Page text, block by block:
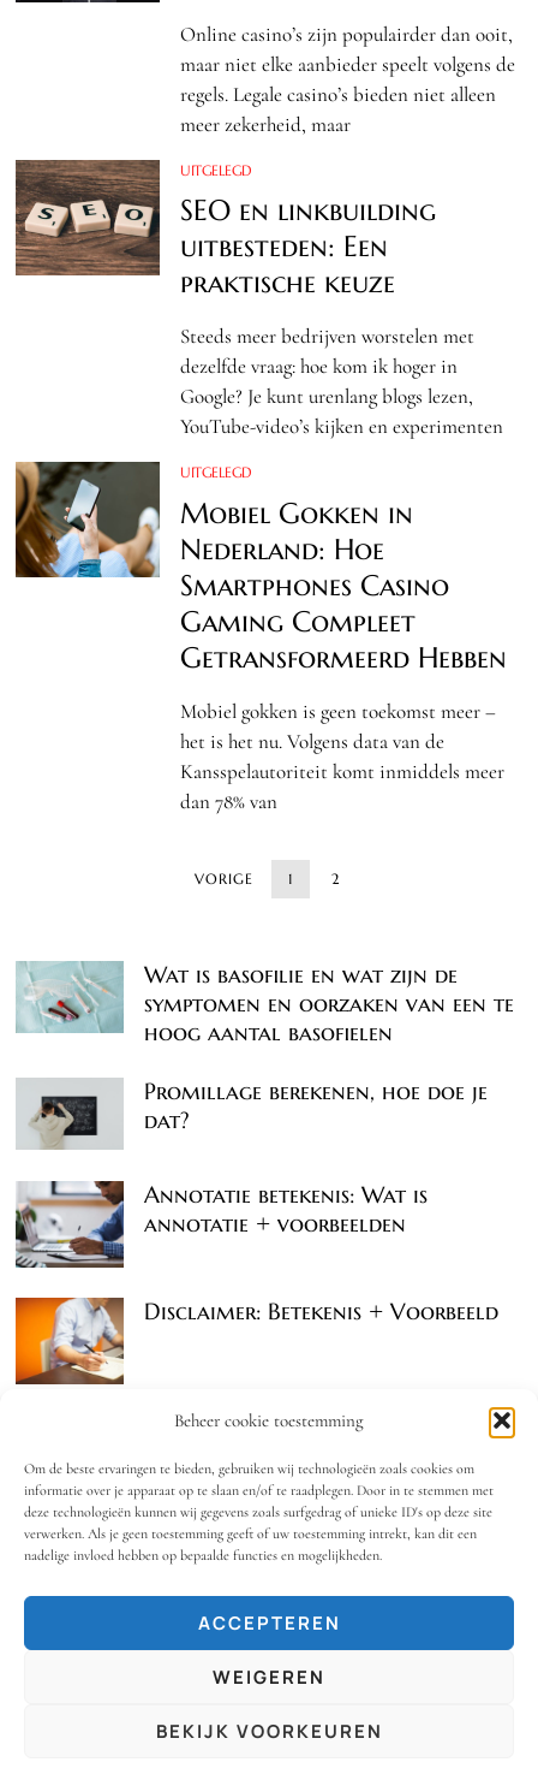
Beheer cookie toestemming
Om de beste ervaringen te bieden, gebruiken wij technologieën zoals cookies om
informatie over je apparaat op te slaan en/of te raadplegen. Door in te stemmen met
deze technologieën kunnen wij gegevens zoals surfgedrag of unieke ID's op deze site
verwerken. Als je geen toestemming geeft of uw toestemming intrekt, kan dit een
nadelige invloed hebben op bepaalde functies en mogelijkheden.
ACCEPTEREN
WEIGEREN
BEKIJK VOORKEUREN
Online casino’s zijn populairder dan ooit,
maar niet elke aanbieder speelt volgens de
regels. Legale casino’s bieden niet alleen
meer zekerheid, maar
UITGELEGD
SEO en linkbuilding
uitbesteden: Een
praktische keuze
Steeds meer bedrijven worstelen met
dezelfde vraag: hoe kom ik hoger in
Google? Je kunt urenlang blogs lezen,
YouTube-video’s kijken en experimenten
UITGELEGD
Mobiel Gokken in
Nederland: Hoe
Smartphones Casino
Gaming Compleet
Getransformeerd Hebben
Mobiel gokken is geen toekomst meer –
het is het nu. Volgens data van de
Kansspelautoriteit komt inmiddels meer
dan 78% van
VORIGE 1 2
Wat is basofilie en wat zijn de
symptomen en oorzaken van een te
hoog aantal basofielen
Promillage berekenen, hoe doe je
dat?
Annotatie betekenis: Wat is
annotatie + voorbeelden
Disclaimer: Betekenis + Voorbeeld
© 2024 - Annotatie.nl. Alle Rechten Voorbehouden.
Info@annotatie.nl